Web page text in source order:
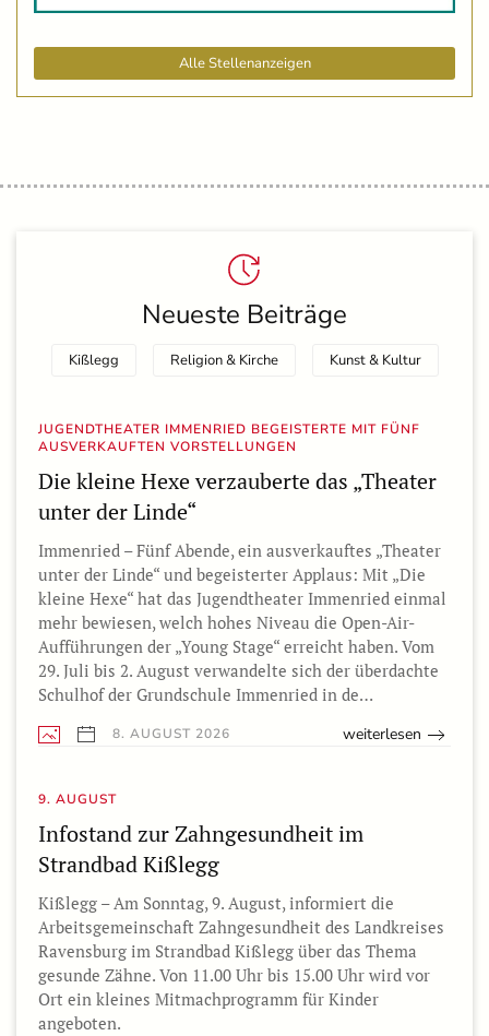
Alle Stellenanzeigen
Neueste Beiträge
Kißlegg Religion & Kirche Kunst & Kultur
JUGENDTHEATER IMMENRIED BEGEISTERTE MIT FÜNF
AUSVERKAUFTEN VORSTELLUNGEN
Die kleine Hexe verzauberte das „Theater
unter der Linde“
Immenried – Fünf Abende, ein ausverkauftes „Theater
unter der Linde“ und begeisterter Applaus: Mit „Die
kleine Hexe“ hat das Jugendtheater Immenried einmal
mehr bewiesen, welch hohes Niveau die Open-Air-
Aufführungen der „Young Stage“ erreicht haben. Vom
29. Juli bis 2. August verwandelte sich der überdachte
Schulhof der Grundschule Immenried in de…
8. AUGUST 2026 weiterlesen
9. AUGUST
Infostand zur Zahngesundheit im
Strandbad Kißlegg
Kißlegg – Am Sonntag, 9. August, informiert die
Arbeitsgemeinschaft Zahngesundheit des Landkreises
Ravensburg im Strandbad Kißlegg über das Thema
gesunde Zähne. Von 11.00 Uhr bis 15.00 Uhr wird vor
Ort ein kleines Mitmachprogramm für Kinder
angeboten.